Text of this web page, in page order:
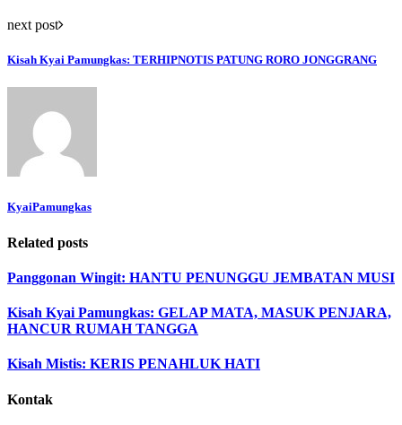
next post
Kisah Kyai Pamungkas: TERHIPNOTIS PATUNG RORO JONGGRANG
KyaiPamungkas
Related posts
Panggonan Wingit: HANTU PENUNGGU JEMBATAN MUSI
Kisah Kyai Pamungkas: GELAP MATA, MASUK PENJARA,
HANCUR RUMAH TANGGA
Kisah Mistis: KERIS PENAHLUK HATI
Kontak